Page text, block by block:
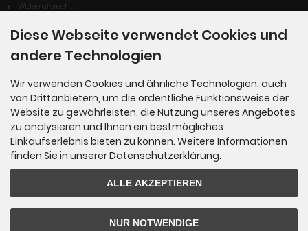
Widerrufsrecht
Vertrag Widerrufen
Cookie Einstellungen
Informationen
Sitemap
Über uns
Vorteile von Kipping-Fossils
Diese Webseite verwendet Cookies und
andere Technologien
Wir verwenden Cookies und ähnliche Technologien, auch
von Drittanbietern, um die ordentliche Funktionsweise der
Website zu gewährleisten, die Nutzung unseres Angebotes
zu analysieren und Ihnen ein bestmögliches
Einkaufserlebnis bieten zu können. Weitere Informationen
finden Sie in unserer Datenschutzerklärung.
ALLE AKZEPTIEREN
NUR NOTWENDIGE